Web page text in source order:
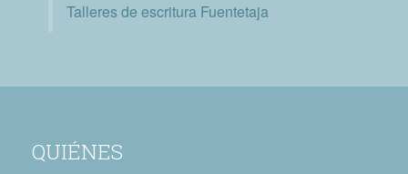
Talleres de escritura Fuentetaja
QUIÉNES